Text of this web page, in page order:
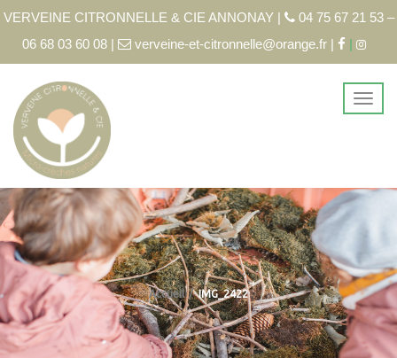
VERVEINE CITRONNELLE & CIE ANNONAY |
04 75 67 21 53 –
06 68 03 60 08 |
verveine-et-citronnelle@orange.fr | |
Accueil IMG_2422